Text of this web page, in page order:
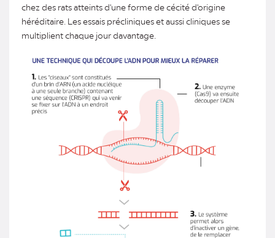
chez des rats atteints d'une forme de cécité d'origine
héréditaire. Les essais précliniques et aussi cliniques se
multiplient chaque jour davantage.